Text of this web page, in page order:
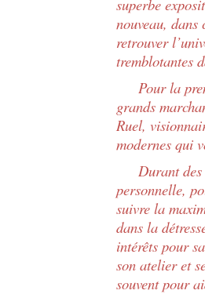
superbe
nouveau, dans
retrouver
tremblotantes
Pour la
grands
Ruel,
modernes qui
Durant des
personnelle,
suivre la
dans la
intérêts pour
son atelier et
souvent pour